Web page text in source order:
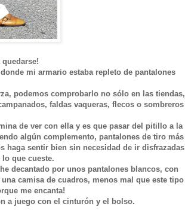
mi armario estaba repleto de pantalones
podemos comprobarlo no sólo en las tiendas,
faldas vaqueras, flecos o sombreros
de ver con ella y es que pasar del pitillo a la
algún complemento, pantalones de tiro más
haga sentir bien sin necesidad de ir disfrazadas
que cueste.
decantado por unos pantalones blancos, con
camisa de cuadros, menos mal que este tipo
me encanta!
a juego con el cinturón y el bolso.